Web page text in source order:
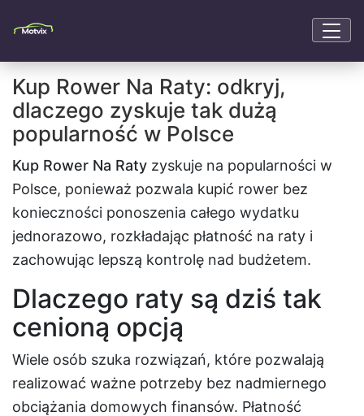
Kup Rower Na Raty: odkryj,
dlaczego zyskuje tak dużą
popularność w Polsce
Kup Rower Na Raty zyskuje na popularności w
Polsce, ponieważ pozwala kupić rower bez
konieczności ponoszenia całego wydatku
jednorazowo, rozkładając płatność na raty i
zachowując lepszą kontrolę nad budżetem.
Dlaczego raty są dziś tak
cenioną opcją
Wiele osób szuka rozwiązań, które pozwalają
realizować ważne potrzeby bez nadmiernego
obciążania domowych finansów. Płatność